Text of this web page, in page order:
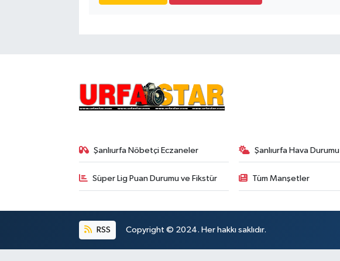
Şanlıurfa Nöbetçi Eczaneler Şanlıurfa Hava Durumu
Süper Lig Puan Durumu ve Fikstür Tüm Manşetler
RSS Copyright © 2024. Her hakkı saklıdır.